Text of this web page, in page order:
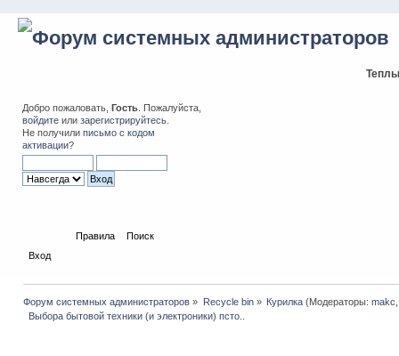
Добро пожаловать, Гость . Пожалуйста,
войдите или зарегистрируйтесь
Не получили письмо с кодом
активации?
Правила
Поиск
Вход
Форум системных администраторов » Recycle bin» Курилка(Модераторы: makc
  Выбора бытовой техники (и электроники) псто..